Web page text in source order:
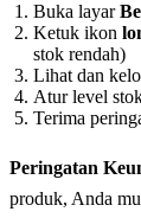
Buka layar
Ketuk ikon
stok rendah)
Lihat dan
Atur level
Terima
Peringatan
produk, Anda